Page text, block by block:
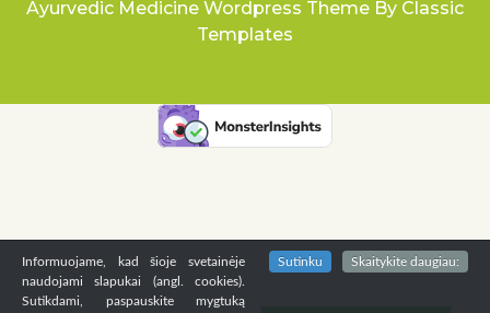
Ayurvedic Medicine Wordpress Theme By Classic
Templates
Informuojame, kad šioje svetainėje
naudojami slapukai (angl. cookies).
Sutikdami, paspauskite mygtuką
Sutinku Skaitykite daugiau: